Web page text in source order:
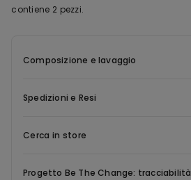
contiene 2 pezzi.
Composizione e lavaggio
Spedizioni e Resi
Cerca in store
Progetto Be The Change: tracciabilità